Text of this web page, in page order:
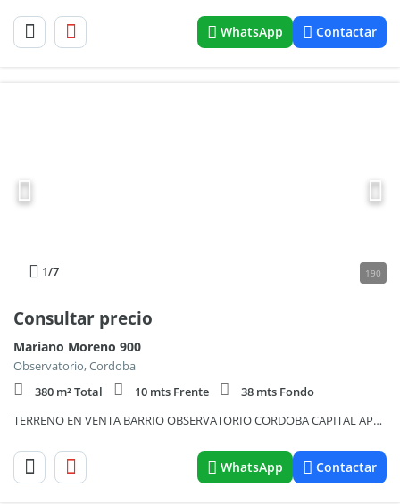
WhatsApp Contactar
1/7 190
Consultar precio
Mariano Moreno 900
Observatorio, Cordoba
380 m² Total
10 mts Frente
38 mts Fondo
TERRENO EN VENTA BARRIO OBSERVATORIO CORDOBA CAPITAL APTO EDIFICIO -
WhatsApp Contactar